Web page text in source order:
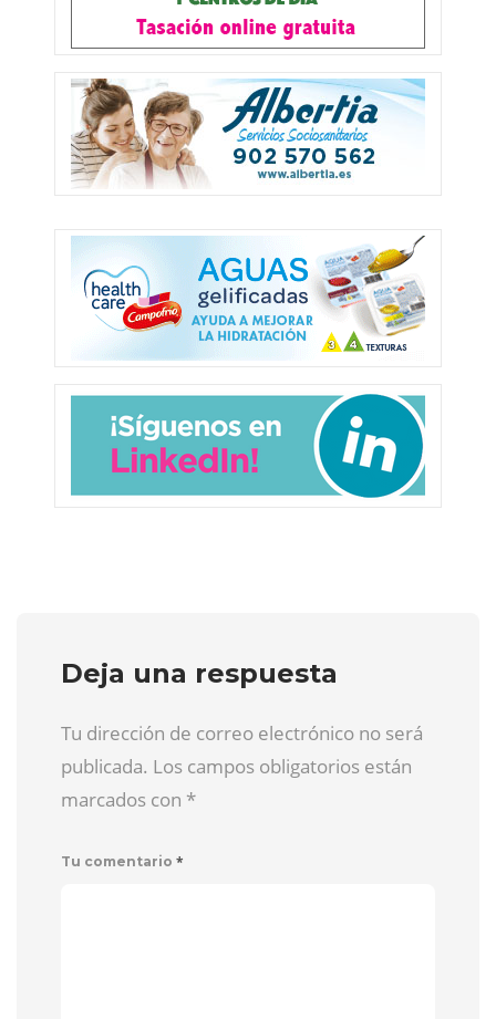
Deja una respuesta
Tu dirección de correo electrónico no será
publicada. Los campos obligatorios están
marcados con *
Tu comentario *